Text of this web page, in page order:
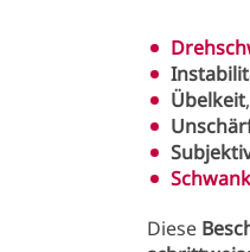
Übelkeit
Diese